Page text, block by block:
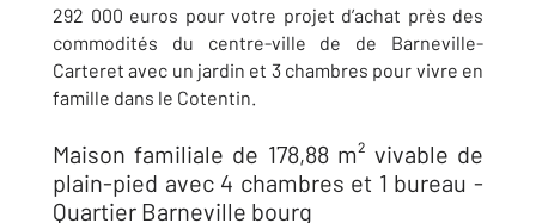
292 000 euros pour votre projet d’achat près des
commodités du centre-ville de de Barneville-
Carteret avec un jardin et 3 chambres pour vivre en
famille dans le Cotentin.
Maison familiale de 178,88 m² vivable de
plain-pied avec 4 chambres et 1 bureau -
Quartier Barneville bourg